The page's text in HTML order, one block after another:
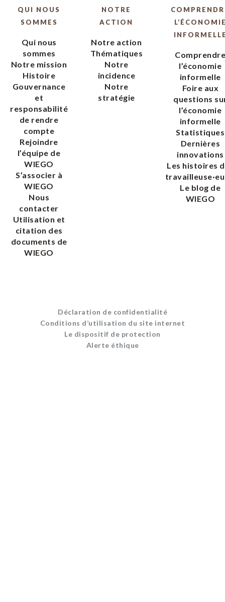
QUI NOUS
SOMMES
Qui nous
sommes
Notre mission
Histoire
Gouvernance
et
responsabilité
de rendre
compte
Rejoindre
l’équipe de
WIEGO
S’associer à
WIEGO
Nous
contacter
Utilisation et
citation des
documents de
WIEGO
NOTRE
ACTION
Notre action
Thématiques
Notre
incidence
Notre
stratégie
l’économie
informelle
Foire aux
questions
l’économie
informelle
Statistiques
Dernières
innovations
Les histoires
Le blog de
WIEGO
Déclaration de confidentialité
Conditions d’utilisation du site internet
Le dispositif de protection
Alerte éthique